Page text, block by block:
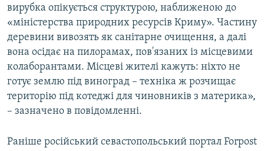
вирубка опікується структурою, наближеною до
«міністерства природних ресурсів Криму». Частину
деревини вивозять як санітарне очищення, а далі
вона осідає на пилорамах, пов'язаних із місцевими
колаборантами. Місцеві жителі кажуть: ніхто не
готує землю під виноград – техніка ж розчищає
територію під котеджі для чиновників з материка»,
– зазначено в повідомленні.
Раніше російський севастопольський портал Forpost